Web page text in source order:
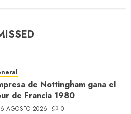
de Nottingham gana el
de Francia 1980
6 AGOSTO 2026 0